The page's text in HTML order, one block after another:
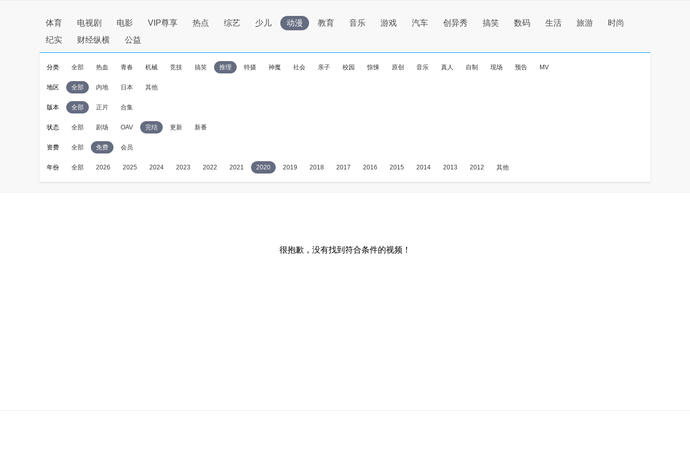
体育 电视剧 电影 VIP尊享 热点 综艺 少儿 动漫 教育 音乐 游戏 汽车 创异秀 搞笑 数码 生活 旅游
时尚
纪实
财经纵横 公益
分类 全部 热血 青春 机械 竞技 搞笑 推理 特摄 神魔 社会 亲子 校园 惊悚 原创 音乐 真人 自制 现场 预告 MV
地区 全部 内地 日本 其他
版本 全部 正片 合集
状态 全部 剧场 OAV 完结 更新 新番
资费 全部 免费 会员
年份 全部 2026 2025 2024 2023 2022 2021 2020 2019 2018 2017 2016 2015 2014 2013 2012 其他
很抱歉，没有找到符合条件的视频！